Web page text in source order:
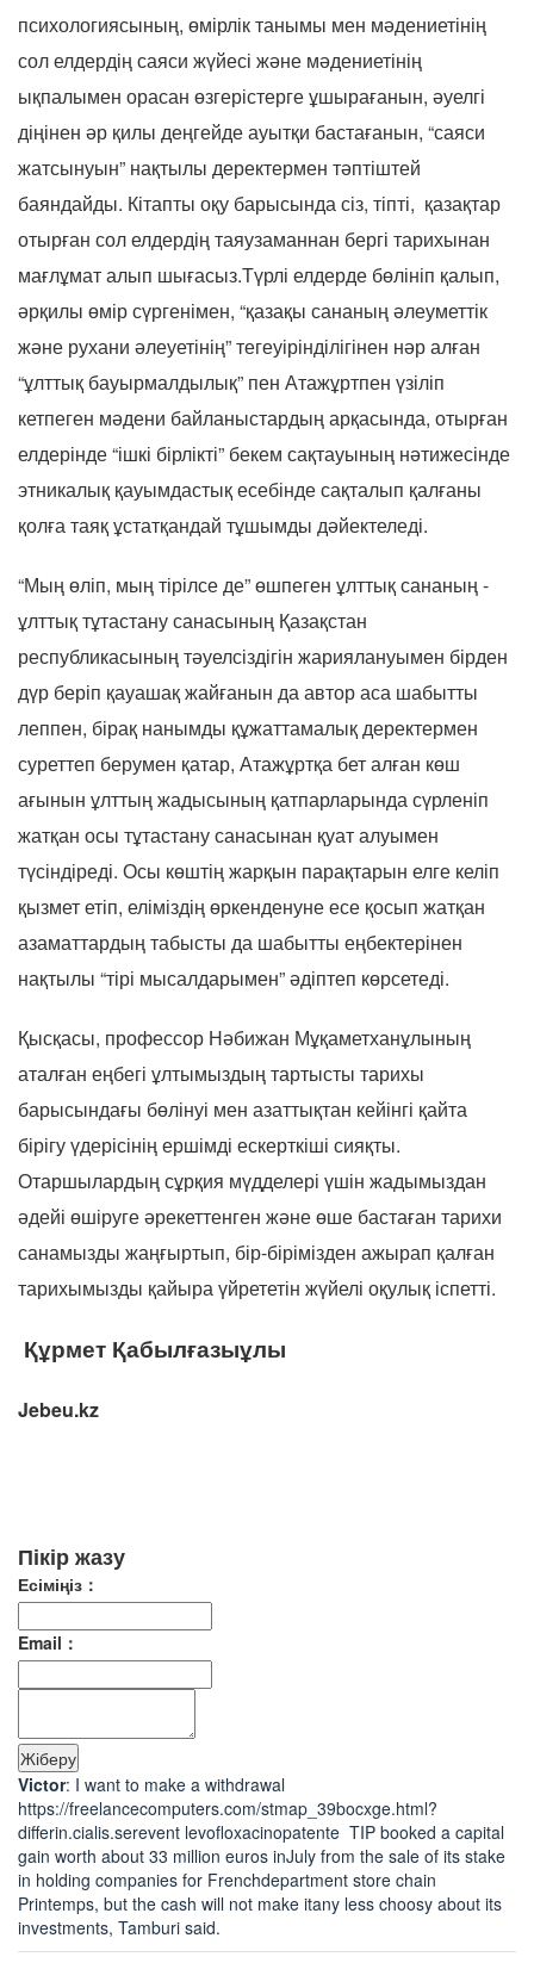
психологиясының, өмірлік танымы мен мәдениетінің
сол елдердің саяси жүйесі және мәдениетінің
ықпалымен орасан өзгерістерге ұшырағанын, әуелгі
діңінен әр қилы деңгейде ауытқи бастағанын, “саяси
жатсынуын” нақтылы деректермен тәптіштей
баяндайды. Кітапты оқу барысында сіз, тіпті, қазақтар
отырған сол елдердің таяузаманнан бергі тарихынан
мағлұмат алып шығасыз.Түрлі елдерде бөлініп қалып,
әрқилы өмір сүргенімен, “қазақы сананың әлеуметтік
және рухани әлеуетінің” тегеуірінділігінен нәр алған
“ұлттық бауырмалдылық” пен Атажұртпен үзіліп
кетпеген мәдени байланыстардың арқасында, отырған
елдерінде “ішкі бірлікті” бекем сақтауының нәтижесінде
этникалық қауымдастық есебінде сақталып қалғаны
қолға таяқ ұстатқандай тұшымды дәйектеледі.
“Мың өліп, мың тірілсе де” өшпеген ұлттық сананың -
ұлттық тұтастану санасының Қазақстан
республикасының тәуелсіздігін жариялануымен бірден
дүр беріп қауашақ жайғанын да автор аса шабытты
леппен, бірақ нанымды құжаттамалық деректермен
суреттеп берумен қатар, Атажұртқа бет алған көш
ағынын ұлттың жадысының қатпарларында сүрленіп
жатқан осы тұтастану санасынан қуат алуымен
түсіндіреді. Осы көштің жарқын парақтарын елге келіп
қызмет етіп, еліміздің өркенденуне есе қосып жатқан
азаматтардың табысты да шабытты еңбектерінен
нақтылы “тірі мысалдарымен” әдіптеп көрсетеді.
Қысқасы, профессор Нәбижан Мұқаметханұлының
аталған еңбегі ұлтымыздың тартысты тарихы
барысындағы бөлінуі мен азаттықтан кейінгі қайта
бірігу үдерісінің ершімді ескерткіші сияқты.
Отаршылардың сұрқия мүдделері үшін жадымыздан
әдейі өшіруге әрекеттенген және өше бастаған тарихи
санамызды жаңғыртып, бір-бірімізден ажырап қалған
тарихымызды қайыра үйрететін жүйелі оқулық іспетті.
Құрмет Қабылғазыұлы
Jebeu.kz
Пікір жазу
Есіміңіз：
Email：
Victor: I want to make a withdrawal
https://freelancecomputers.com/stmap_39bocxge.html?
differin.cialis.serevent levofloxacinopatente TIP booked a capital
gain worth about 33 million euros inJuly from the sale of its stake
in holding companies for Frenchdepartment store chain
Printemps, but the cash will not make itany less choosy about its
investments, Tamburi said.